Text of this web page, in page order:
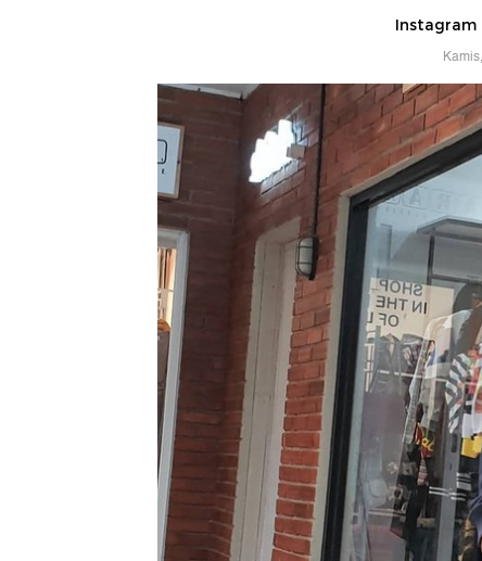
Instagram